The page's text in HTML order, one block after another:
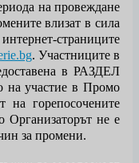
на провеждане
влизат в сила
страниците
. Участниците в
в РАЗДЕЛ
на участие в Промо
на горепосочените
Организаторът не е
за промени.